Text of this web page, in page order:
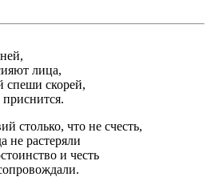
лица,
спеши скорей,
столько, что не счесть,
не растеряли
и честь